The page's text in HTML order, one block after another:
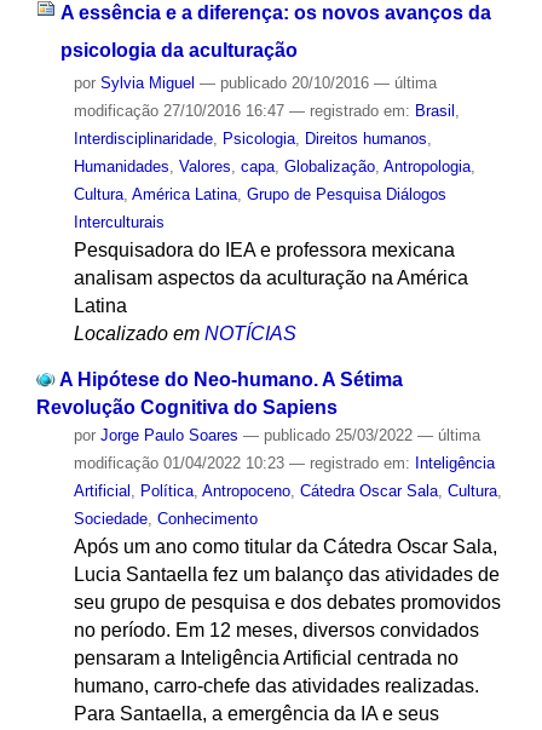
A essência e a diferença: os novos avanços da
psicologia da aculturação
por Sylvia Miguel — publicado20/10/2016 — última
modificação27/10/2016 16:47 — registrado em: Brasil
Interdisciplinaridade, Psicologia, Direitos humanos
Humanidades Valores capa, Globalização, Antropologia,
Cultura, América Latina, Grupo de Pesquisa Diálogos
Interculturais
Pesquisadora do IEA e professora mexicana
analisam aspectos da aculturação na América
Latina
Localizado em NOTÍCIAS
A Hipótese do Neo-humano. A Sétima
Revolução Cognitiva do Sapiens
por Jorge Paulo Soares — publicado25/03/2022 — última
modificação01/04/2022 10:23 — registrado em: Inteligência
Artificial , Política, Antropoceno, Cátedra Oscar Sala, Cultura,
Sociedade, Conhecimento
Após um ano como titular da Cátedra Oscar Sala,
Lucia Santaella fez um balanço das atividades de
seu grupo de pesquisa e dos debates promovidos
no período. Em 12 meses, diversos convidados
pensaram a Inteligência Artificial centrada no
humano, carro-chefe das atividades realizadas.
Para Santaella, a emergência da IA e seus